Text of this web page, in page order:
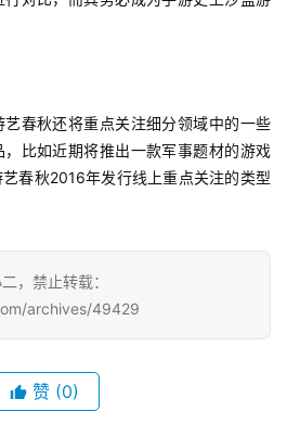
春秋还将重点关注细分领域中的一些
比如近期将推出一款军事题材的游戏
艺春秋2016年发行线上重点关注的类型
，禁止转载：
archives/49429
赞 (0)